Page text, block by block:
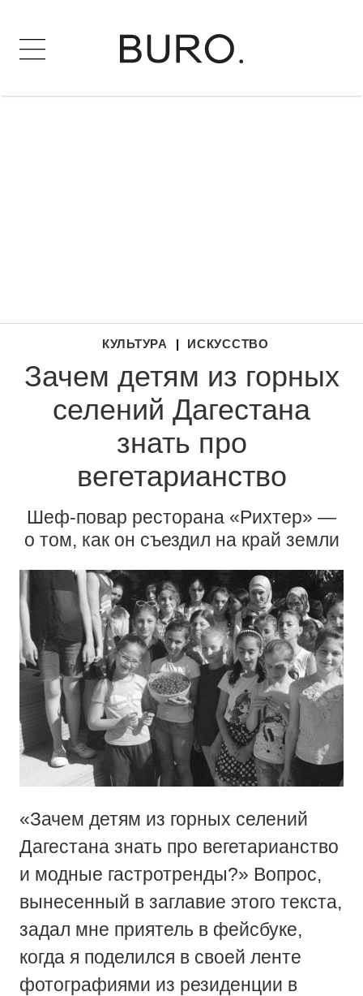
КУЛЬТУРА | ИСКУССТВО
Зачем детям из горных
селений Дагестана
знать про
вегетарианство
Шеф-повар ресторана «Рихтер» —
о том, как он съездил на край земли
«Зачем детям из горных селений
Дагестана знать про вегетарианство
и модные гастротренды?» Вопрос,
вынесенный в заглавие этого текста,
задал мне приятель в фейсбуке,
когда я поделился в своей ленте
фотографиями из резиденции в